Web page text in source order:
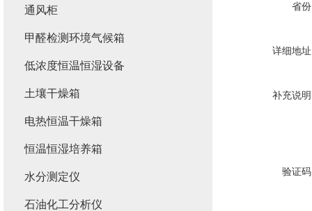
省
详细地
补充说
验证
通风柜
甲醛检测环境气候箱
低浓度恒温恒湿设备
土壤干燥箱
电热恒温干燥箱
恒温恒湿培养箱
水分测定仪
石油化工分析仪